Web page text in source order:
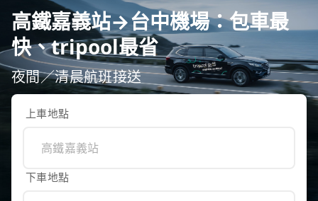
高鐵嘉義站→台中機場：包車最
快、tripool最省
夜間／清晨航班接送
上車地點
下車地點